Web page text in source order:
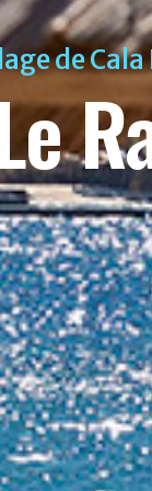
de